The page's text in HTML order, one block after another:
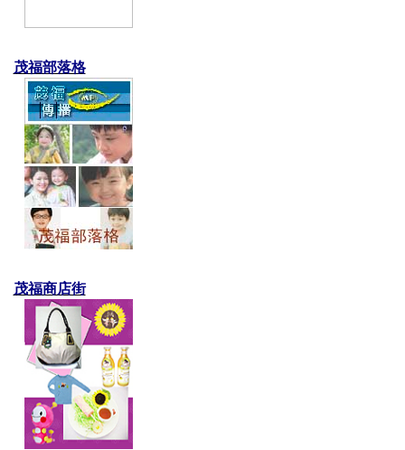
茂福部落格
茂福商店街